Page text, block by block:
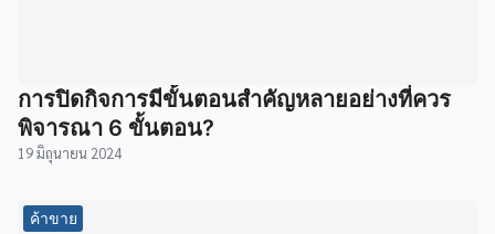
การปิดกิจการมีขั้นตอนสำคัญหลายอย่างที่ควร
พิจารณา 6 ขั้นตอน?
19 มิถุนายน 2024
ค้าขาย